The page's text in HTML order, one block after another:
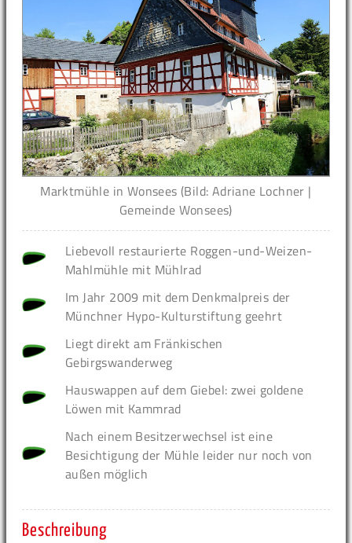
Marktmühle in Wonsees (Bild: Adriane Lochner |
Gemeinde Wonsees)
Liebevoll restaurierte Roggen-und-Weizen-
Mahlmühle mit Mühlrad
Im Jahr 2009 mit dem Denkmalpreis der
Münchner Hypo-Kulturstiftung geehrt
Liegt direkt am Fränkischen
Gebirgswanderweg
Hauswappen auf dem Giebel: zwei goldene
Löwen mit Kammrad
Nach einem Besitzerwechsel ist eine
Besichtigung der Mühle leider nur noch von
außen möglich
Beschreibung